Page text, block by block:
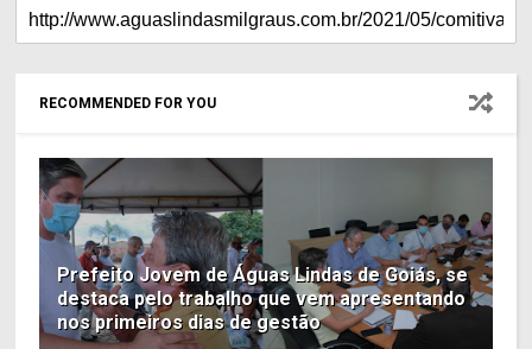
RECOMMENDED FOR YOU
Prefeito Jovem de Águas Lindas de Goiás, se
destaca pelo trabalho que vem apresentando
nos primeiros dias de gestão